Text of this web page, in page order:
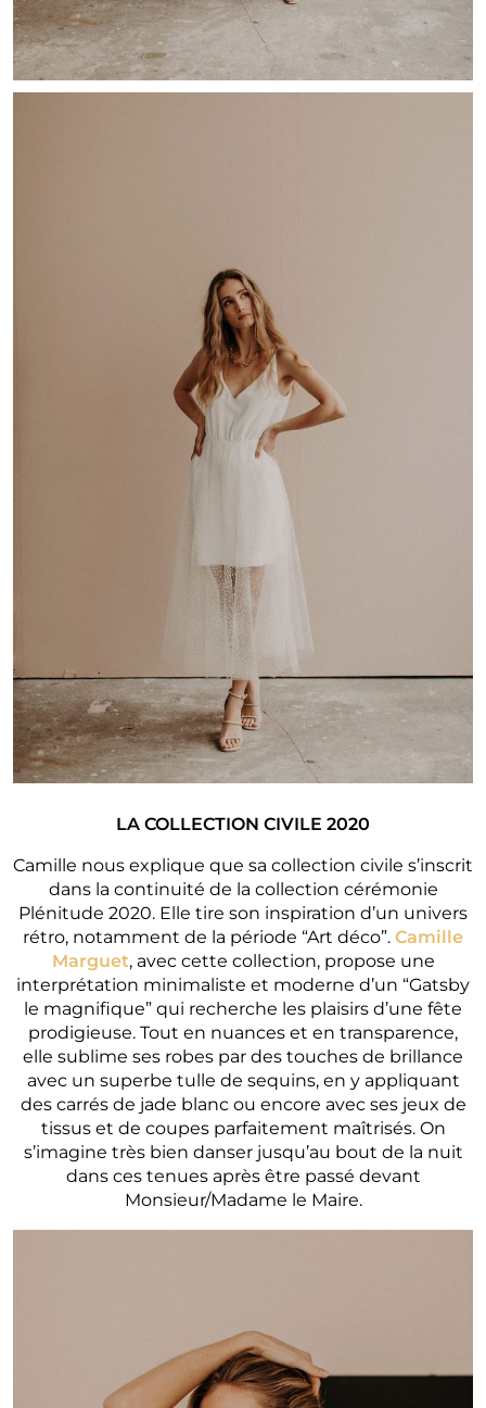
LA COLLECTION CIVILE 2020
Camille nous explique que sa collection civile s’inscrit
dans la continuité de la collection cérémonie
Plénitude 2020. Elle tire son inspiration d’un univers
rétro, notamment de la période “Art déco”. Camille
Marguet, avec cette collection, propose une
interprétation minimaliste et moderne d’un “Gatsby
le magnifique” qui recherche les plaisirs d’une fête
prodigieuse. Tout en nuances et en transparence,
elle sublime ses robes par des touches de brillance
avec un superbe tulle de sequins, en y appliquant
des carrés de jade blanc ou encore avec ses jeux de
tissus et de coupes parfaitement maîtrisés. On
s’imagine très bien danser jusqu’au bout de la nuit
dans ces tenues après être passé devant
Monsieur/Madame le Maire.